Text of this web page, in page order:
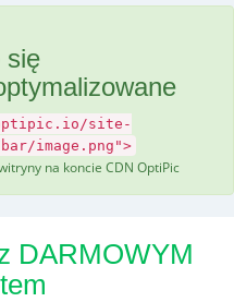
się
site-
image.png">
na koncie CDN OptiPic
DARMOWYM